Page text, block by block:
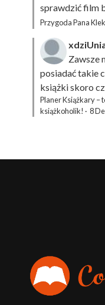
sprawdzić film
Przygoda Pana
Zawsze
posiadać takie
książki skoro
Planer Książkary –
książkoholik! · 8